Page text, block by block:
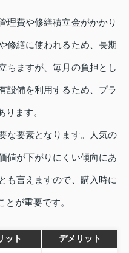
理費や修繕積立金がかかり
修繕に使われるため、長期
ちますが、毎月の負担とし
設備を利用するため、プラ
ます。
な要素となります。人気の
値が下がりにくい傾向にあ
も言えますので、購入時に
が重要です。
ット デメリット